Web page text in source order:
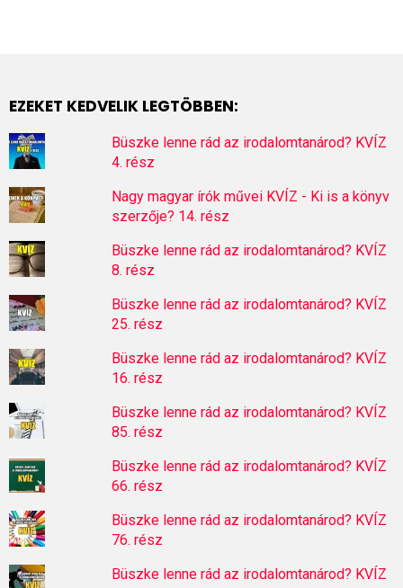
EZEKET KEDVELIK LEGTÖBBEN:
Büszke lenne rád az irodalomtanárod? KVÍZ
4. rész
Nagy magyar írók művei KVÍZ - Ki is a könyv
szerzője? 14. rész
Büszke lenne rád az irodalomtanárod? KVÍZ
8. rész
Büszke lenne rád az irodalomtanárod? KVÍZ
25. rész
Büszke lenne rád az irodalomtanárod? KVÍZ
16. rész
Büszke lenne rád az irodalomtanárod? KVÍZ
85. rész
Büszke lenne rád az irodalomtanárod? KVÍZ
66. rész
Büszke lenne rád az irodalomtanárod? KVÍZ
76. rész
Büszke lenne rád az irodalomtanárod? KVÍZ